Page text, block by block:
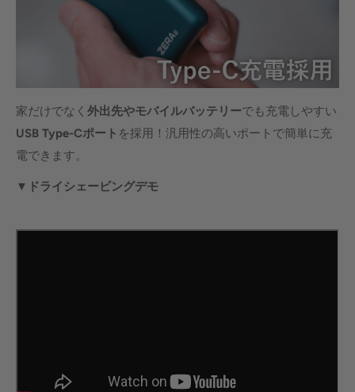
家だけでなく 外出先やモバイルバッテリーでも充電しやすい
USB Type-Cポート を採用！汎用性の高いポートで簡単に充
電できます。
▼ドライシェービングデモ